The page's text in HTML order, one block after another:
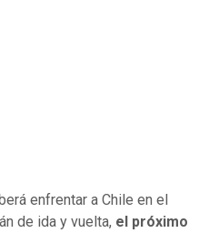
enfrentar a Chile en el
de ida y vuelta, el próximo